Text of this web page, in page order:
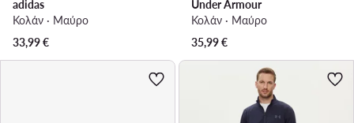
adidas
Κολάν · Μαύρο
33,99€
Under Armour
Κολάν · Μαύρο
35,99€